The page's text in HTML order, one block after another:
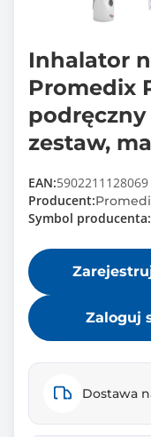
Inhalator
Promedix
zestaw,
EAN:5902211128069
Producent:
Symbol producenta:
Zaloguj
Dostawa